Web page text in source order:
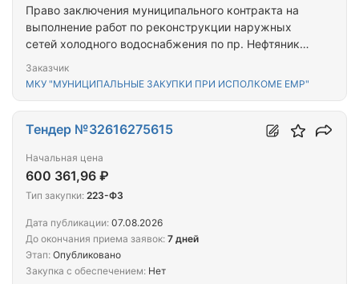
Право заключения муниципального контракта на
выполнение работ по реконструкции наружных
сетей холодного водоснабжения по пр. Нефтяников
Нефтяников №44)
Заказчик
МКУ "МУНИЦИПАЛЬНЫЕ ЗАКУПКИ ПРИ ИСПОЛКОМЕ ЕМР"
Тендер №32616275615
Начальная цена
600 361,96 ₽
Тип закупки: 223-ФЗ
Дата публикации: 07.08.2026
До окончания приема заявок: 7 дней
Этап: Опубликовано
Закупка с обеспечением: Нет